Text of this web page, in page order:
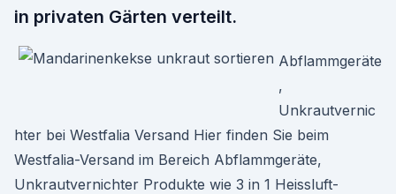
in privaten Gärten verteilt.
Abflammgeräte
,
Unkrautvernic
hter bei Westfalia Versand Hier finden Sie beim
Westfalia-Versand im Bereich Abflammgeräte,
Unkrautvernichter Produkte wie 3 in 1 Heissluft-